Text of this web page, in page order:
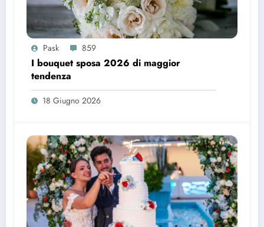
Pask 859
I bouquet sposa 2026 di maggior
tendenza
18 Giugno 2026